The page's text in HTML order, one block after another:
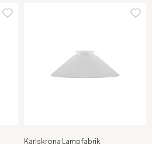
Karlskrona Lampfabrik